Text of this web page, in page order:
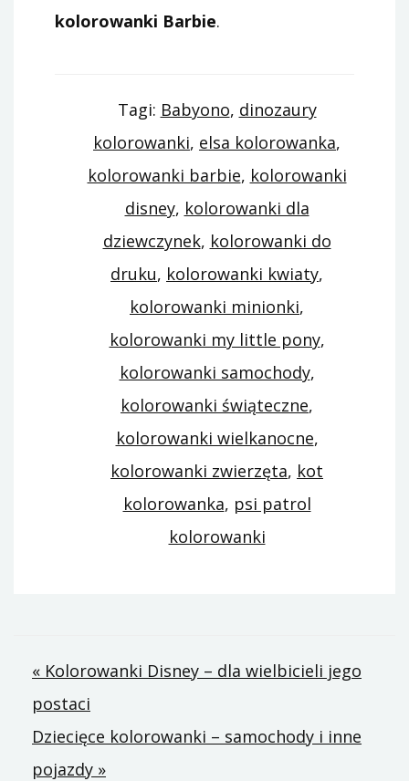
kolorowanki Barbie.
Tagi: Babyono, dinozaury
kolorowanki, elsa kolorowanka,
kolorowanki barbie, kolorowanki
disney, kolorowanki dla
dziewczynek, kolorowanki do
druku, kolorowanki kwiaty,
kolorowanki minionki,
kolorowanki my little pony,
kolorowanki samochody,
kolorowanki świąteczne,
kolorowanki wielkanocne,
kolorowanki zwierzęta, kot
kolorowanka, psi patrol
kolorowanki
Nawigacja
wpisu
« Kolorowanki Disney – dla wielbicieli jego
postaci
Dziecięce kolorowanki – samochody i inne
pojazdy »